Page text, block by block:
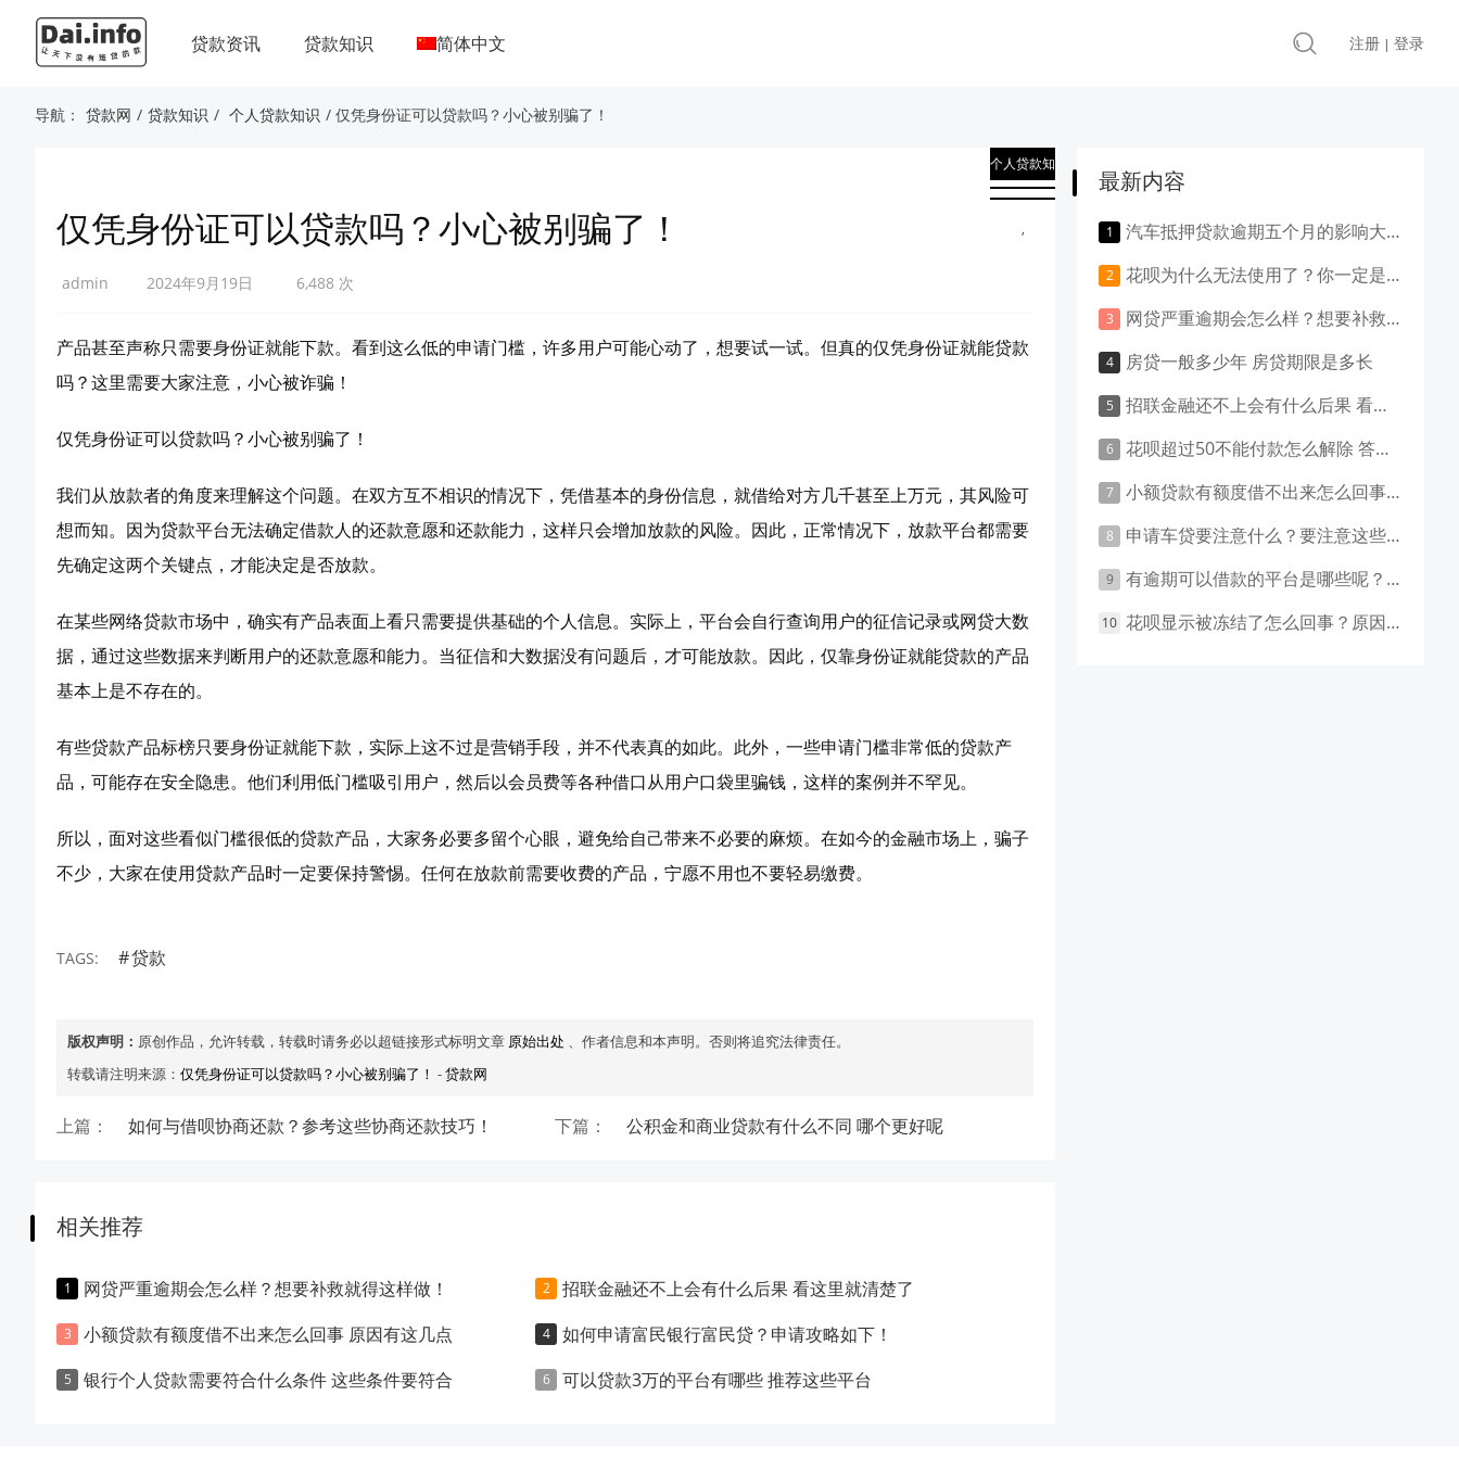
贷款资讯 贷款知识 简体中文 注册 | 登录
导航： 贷款网 / 贷款知识 / 个人贷款知识 / 仅凭身份证可以贷款吗？小心被别骗了！
个人贷款知
识
,
仅凭身份证可以贷款吗？小心被别骗了！
admin 2024年9月19日 6,488 次
产品甚至声称只需要身份证就能下款。看到这么低的申请门槛，许多用户可能心动了，想要试一试。但真的仅凭身份证就能贷款
吗？这里需要大家注意，小心被诈骗！
仅凭身份证可以贷款吗？小心被别骗了！
我们从放款者的角度来理解这个问题。在双方互不相识的情况下，凭借基本的身份信息，就借给对方几千甚至上万元，其风险可
想而知。因为贷款平台无法确定借款人的还款意愿和还款能力，这样只会增加放款的风险。因此，正常情况下，放款平台都需要
先确定这两个关键点，才能决定是否放款。
在某些网络贷款市场中，确实有产品表面上看只需要提供基础的个人信息。实际上，平台会自行查询用户的征信记录或网贷大数
据，通过这些数据来判断用户的还款意愿和能力。当征信和大数据没有问题后，才可能放款。因此，仅靠身份证就能贷款的产品
基本上是不存在的。
有些贷款产品标榜只要身份证就能下款，实际上这不过是营销手段，并不代表真的如此。此外，一些申请门槛非常低的贷款产
品，可能存在安全隐患。他们利用低门槛吸引用户，然后以会员费等各种借口从用户口袋里骗钱，这样的案例并不罕见。
所以，面对这些看似门槛很低的贷款产品，大家务必要多留个心眼，避免给自己带来不必要的麻烦。在如今的金融市场上，骗子
不少，大家在使用贷款产品时一定要保持警惕。任何在放款前需要收费的产品，宁愿不用也不要轻易缴费。
TAGS: 贷款
版权声明： 原创作品，允许转载，转载时请务必以超链接形式标明文章 原始出处 、作者信息和本声明。否则将追究法律责任。
转载请注明来源： 仅凭身份证可以贷款吗？小心被别骗了！ -贷款网
上篇： 如何与借呗协商还款？参考这些协商还款技巧！ 下篇： 公积金和商业贷款有什么不同 哪个更好呢
相关推荐
网贷严重逾期会怎么样？想要补救就得这样做！
招联金融还不上会有什么后果 看这里就清楚了
小额贷款有额度借不出来怎么回事 原因有这几点
如何申请富民银行富民贷？申请攻略如下！
银行个人贷款需要符合什么条件 这些条件要符合
可以贷款3万的平台有哪些 推荐这些平台
最新内容
汽车抵押贷款逾期五个月的影响大吗？负面影响大吗？
花呗为什么无法使用了？你一定是做了这些事！
网贷严重逾期会怎么样？想要补救就得这样做！
房贷一般多少年 房贷期限是多长
招联金融还不上会有什么后果 看这里就清楚了
花呗超过50不能付款怎么解除 答案是这样的
小额贷款有额度借不出来怎么回事 原因有这几点
申请车贷要注意什么？要注意这些事项！
有逾期可以借款的平台是哪些呢？主要有这些平台！
花呗显示被冻结了怎么回事？原因和应对措施盘点！